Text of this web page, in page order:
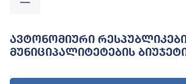
Ავტონომიური
Მუნიციპალიტეტების